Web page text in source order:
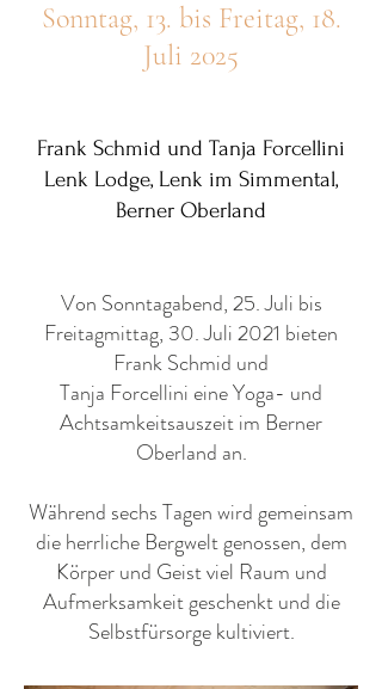
Sonntag, 13. bis Freitag, 18.
Juli 2025
Frank Schmid und Tanja Forcellini
Lenk Lodge, Lenk im Simmental,
Berner Oberland
Von Sonntagabend, 25. Juli bis
Freitagmittag, 30. Juli 2021 bieten
Frank Schmid und
Tanja Forcellini eine Yoga- und
Achtsamkeitsauszeit im Berner
Oberland an.
Während sechs Tagen wird gemeinsam
die herrliche Bergwelt genossen, dem
Körper und Geist viel Raum und
Aufmerksamkeit geschenkt und die
Selbstfürsorge kultiviert.